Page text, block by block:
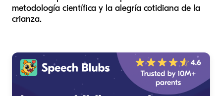
metodología científica y la alegría cotidiana de la
crianza.